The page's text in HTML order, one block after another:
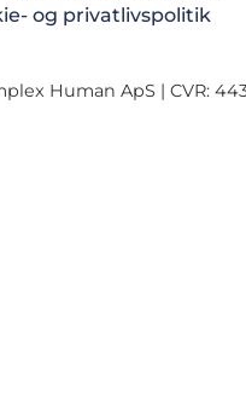
og privatlivspolitik
Human ApS | CVR: